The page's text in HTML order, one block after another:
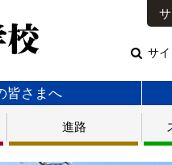
サ
皆さまへ
進路